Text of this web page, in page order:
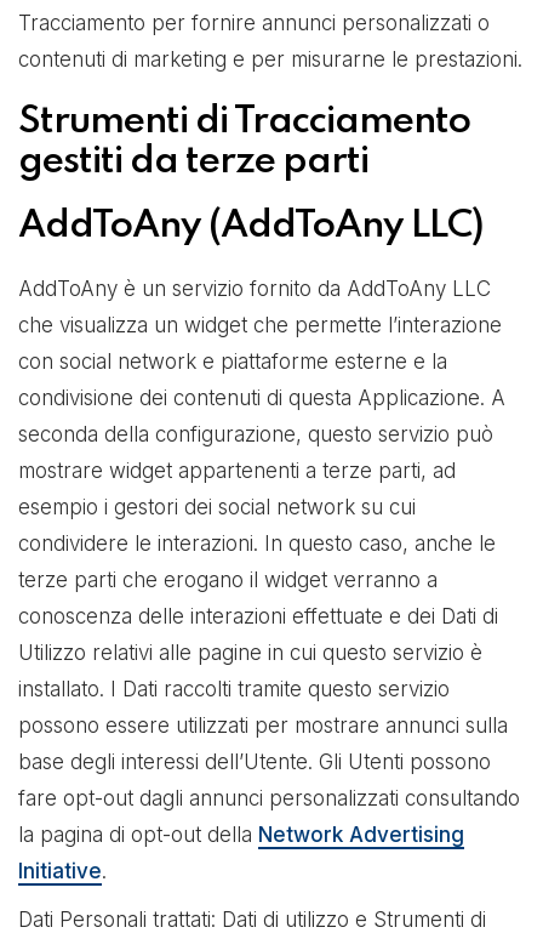
Tracciamento per fornire annunci personalizzati o
contenuti di marketing e per misurarne le prestazioni.
Strumenti di Tracciamento
gestiti da terze parti
AddToAny (AddToAny LLC)
AddToAny è un servizio fornito da AddToAny LLC
che visualizza un widget che permette l’interazione
con social network e piattaforme esterne e la
condivisione dei contenuti di questa Applicazione. A
seconda della configurazione, questo servizio può
mostrare widget appartenenti a terze parti, ad
esempio i gestori dei social network su cui
condividere le interazioni. In questo caso, anche le
terze parti che erogano il widget verranno a
conoscenza delle interazioni effettuate e dei Dati di
Utilizzo relativi alle pagine in cui questo servizio è
installato. I Dati raccolti tramite questo servizio
possono essere utilizzati per mostrare annunci sulla
base degli interessi dell’Utente. Gli Utenti possono
fare opt-out dagli annunci personalizzati consultando
la pagina di opt-out della Network Advertising
Initiative.
Dati Personali trattati: Dati di utilizzo e Strumenti di